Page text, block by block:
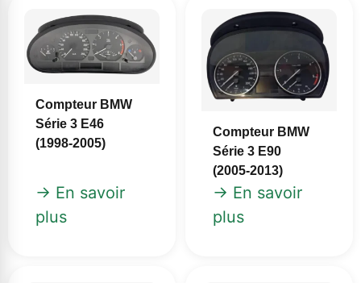
Compteur BMW
Série 3 E46
(1998‑2005)
→ En savoir
plus
Compteur BMW
Série 3 E90
(2005‑2013)
→ En savoir
plus